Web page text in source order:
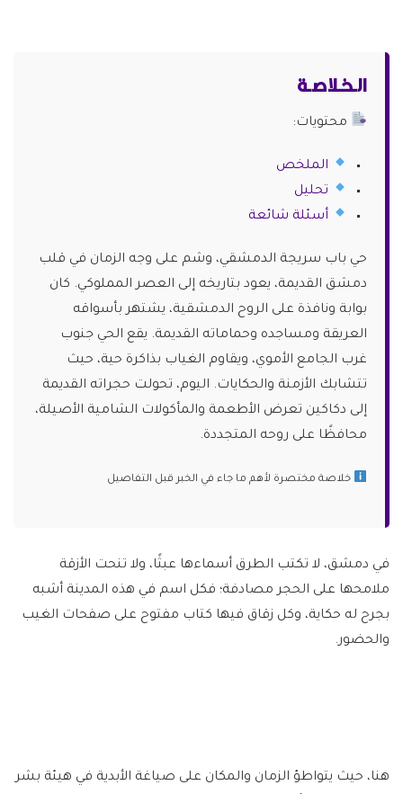
الـخـلاصـة
محتويات:
الملخص
تحليل
أسئلة شائعة
حي باب سريجة الدمشقي، وشم على وجه الزمان في قلب
دمشق القديمة، يعود بتاريخه إلى العصر المملوكي. كان
بوابة ونافذة على الروح الدمشقية، يشتهر بأسواقه
العريقة ومساجده وحماماته القديمة. يقع الحي جنوب
غرب الجامع الأموي، ويقاوم الغياب بذاكرة حية، حيث
تتشابك الأزمنة والحكايات. اليوم، تحولت حجراته القديمة
إلى دكاكين تعرض الأطعمة والمأكولات الشامية الأصيلة،
محافظًا على روحه المتجددة.
خلاصة مختصرة لأهم ما جاء في الخبر قبل التفاصيل
في دمشق، لا تكتب الطرق أسماءها عبثًا، ولا تنحت الأزقة
ملامحها على الحجر مصادفة؛ فكل اسم في هذه المدينة أشبه
بجرح له حكاية، وكل زقاق فيها كتاب مفتوح على صفحات الغيب
والحضور.
هنا، حيث يتواطؤ الزمان والمكان على صياغة الأبدية في هيئة بشر